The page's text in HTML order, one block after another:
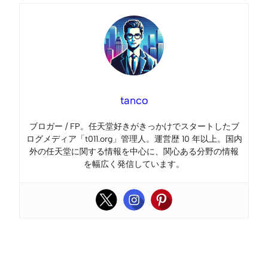
tanco
ブロガー / FP。任天堂好きがきっかけでスタートしたブ
ログメディア「t011.org」管理人。運営歴 10 年以上。国内
外の任天堂に関する情報を中心に、関心ある分野の情報
を幅広く発信しています。